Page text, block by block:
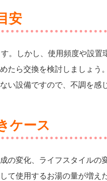
安
。しかし、使用頻度や設
たら交換を検討しましょ
い設備ですので、不調を感
ケース
の変化、ライフスタイルの
て使用するお湯の量が増